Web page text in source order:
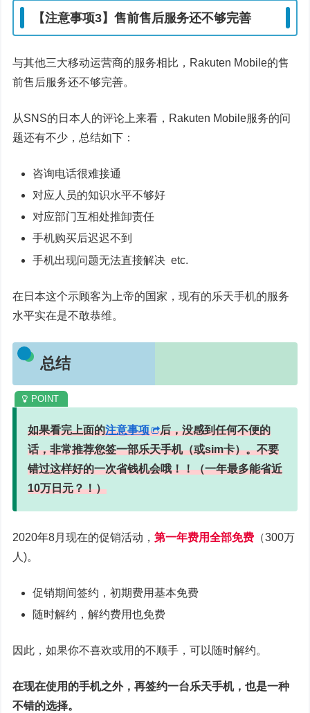
【注意事项3】售前售后服务还不够完善
与其他三大移动运营商的服务相比，Rakuten Mobile的售
前售后服务还不够完善。
从SNS的日本人的评论上来看，Rakuten Mobile服务的问
题还有不少，总结如下：
咨询电话很难接通
对应人员的知识水平不够好
对应部门互相处推卸责任
手机购买后迟迟不到
手机出现问题无法直接解决 etc.
在日本这个示顾客为上帝的国家，现有的乐天手机的服务
水平实在是不敢恭维。
总结
如果看完上面的注意事项
后，没感到任何不便的
话，非常推荐您签一部乐天手机（或sim卡）。不要
错过这样好的一次省钱机会哦！！（一年最多能省近
10万日元？！）
2020年8月现在的促销活动，第一年费用全部免费 （300万
人)。
促销期间签约，初期费用基本免费
随时解约，解约费用也免费
因此，如果你不喜欢或用的不顺手，可以随时解约。
在现在使用的手机之外，再签约一台乐天手机，也是一种
不错的选择。